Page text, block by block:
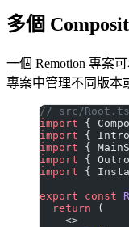
多個
一個 Remotion 專案
專案中管理不同版本
// src/
import {
import {
import {
import {
import {
export const
  return
(
    <>